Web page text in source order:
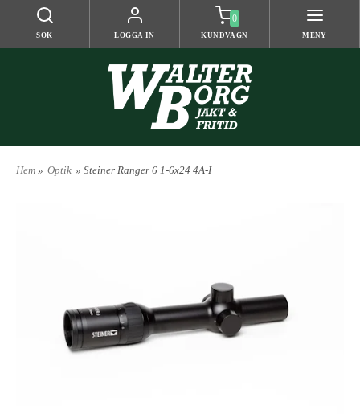
SÖK LOGGA IN
0
KUNDVAGN MENY
Hem » Optik » Steiner Ranger 6 1-6x24 4A-I